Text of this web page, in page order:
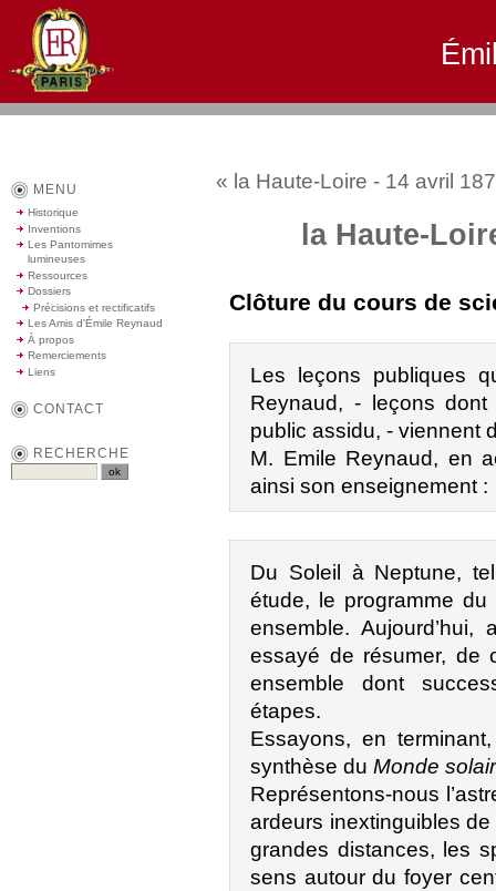
« la Haute-Loire - 14 avril
la Haute-
Clôture du cours de
Les leçons publiques
Reynaud, - leçons
public assidu, - viennent
M. Emile Reynaud, en
ainsi son enseignement :
Du Soleil à Neptune,
étude, le programme
ensemble.
essayé de résumer, de
ensemble dont
étapes.
Essayons, en
synthèse duMonde
Représentons-nous
ardeurs inextinguibles
grandes distances, les
sens autour du foyer
MENU
Historique
Inventions
Les Pantomimes
lumineuses
Ressources
Dossiers
Précisions et rectificatifs
Les Amis d'Émile Reynaud
À propos
Remerciements
Liens
CONTACT
RECHERCHE